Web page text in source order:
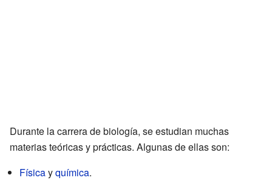
Durante la carrera de biología, se estudian muchas
materias teóricas y prácticas. Algunas de ellas son:
Físicayquímica.